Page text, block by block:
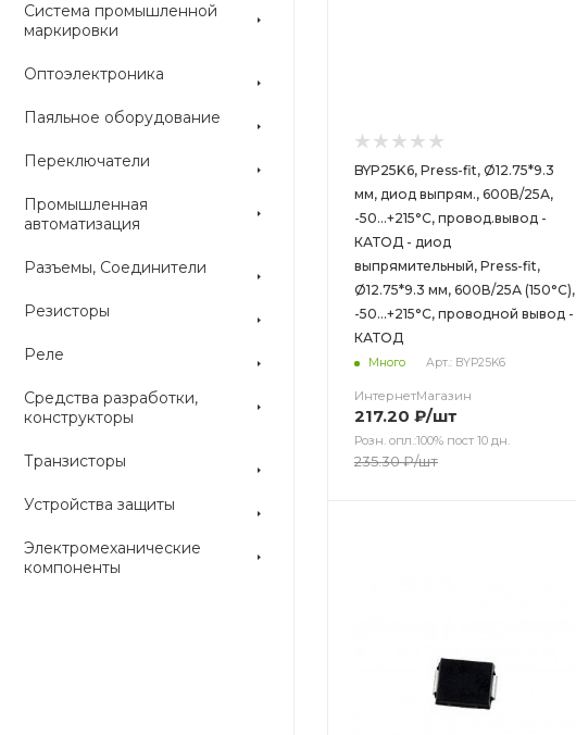
Система промышленной
маркировки
Оптоэлектроника
Паяльное оборудование
Переключатели
Промышленная
автоматизация
Разъемы, Соединители
Резисторы
Реле
Средства разработки,
конструкторы
Транзисторы
Устройства защиты
Электромеханические
компоненты
BYP25K6, Press-fit, Ø12.75*9.3
мм, диод выпрям., 600В/25А,
-50…+215°С, провод.вывод -
КАТОД - диод
выпрямительный, Press-fit,
Ø12.75*9.3 мм, 600В/25А (150°С),
-50…+215°С, проводной вывод -
КАТОД
Много Арт.: BYP25K6
ИнтернетМагазин
217.20 ₽/шт
Розн. опл.:100% пост 10 дн.
235.30₽/шт